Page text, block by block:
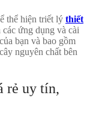
thể hiện triết lý thiết
ứng dụng và cài
bạn và bao gồm
nguyên chất bên
rẻ uy tín,